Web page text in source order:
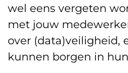
wel eens vergeten
met jouw
over (data)veiligheid,
kunnen borgen in